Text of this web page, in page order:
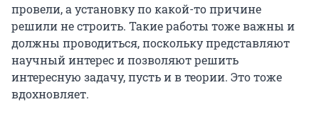
провели, а установку по какой-то причине
решили не строить. Такие работы тоже важны и
должны проводиться, поскольку представляют
научный интерес и позволяют решить
интересную задачу, пусть и в теории. Это тоже
вдохновляет.